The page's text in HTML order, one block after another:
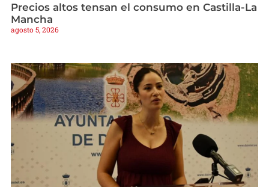
Precios altos tensan el consumo en Castilla-La
Mancha
agosto 5, 2026